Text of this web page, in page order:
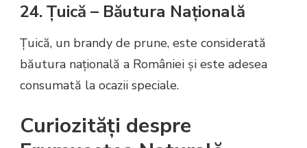
24. Țuică – Băutura Națională
Țuică, un brandy de prune, este considerată
băutura națională a României și este adesea
consumată la ocazii speciale.
Curiozități despre